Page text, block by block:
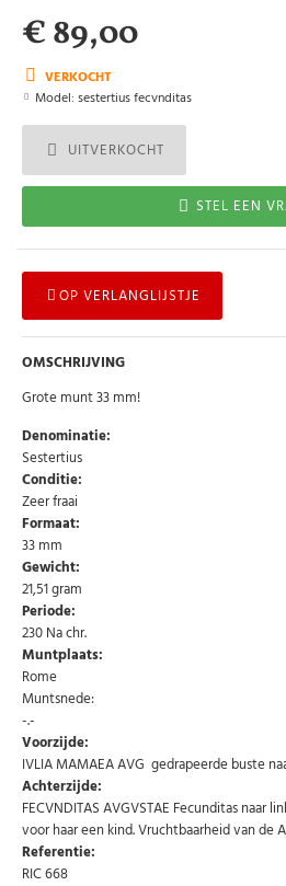
VERKOCHT
Model: sestertius fecvnditas
€ 89,00
UITVERKOCHT
STEL EEN
OP VERLANGLIJSTJE
OMSCHRIJVING
Grote munt 33 mm!
Denominatie:
Sestertius
Conditie:
Zeer fraai
Formaat:
33 mm
Gewicht:
21,51 gram
Periode:
230 Na chr.
Muntplaats:
Rome
Muntsnede:
-.-
Voorzijde:
IVLIA MAMAEA AVG gedrapeerde buste
Achterzijde:
FECVNDITAS AVGVSTAE Fecunditas naar
voor haar een kind. Vruchtbaarheid van de
Referentie:
RIC 668